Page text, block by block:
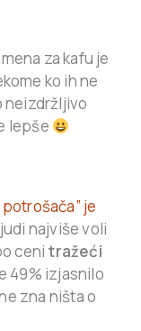
za kafu je
ko ih ne
neizdržljivo
lepše
je
najviše voli
ceni tražeći
49% izjasnilo
zna ništa o